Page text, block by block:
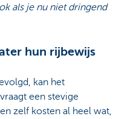
als je nu niet dringend
hun rijbewijs
kan het
een stevige
zelf kosten al heel wat,